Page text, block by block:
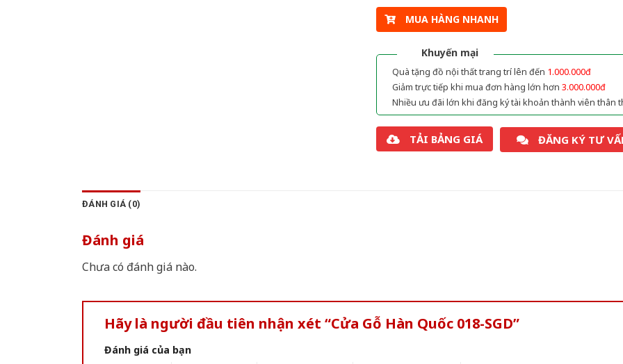
MUA HÀNG NHANH
Khuyến mại
Quà tặng đồ nội thất trang trí lên đến 1.000.000đ
Giảm trực tiếp khi mua đơn hàng lớn hơn 3.000.000đ
Nhiều ưu đãi lớn khi đăng ký tài khoản thành viên thân
TẢI BẢNG GIÁ ĐĂNG KÝ TƯ
ĐÁNH GIÁ (0)
Đánh giá
Chưa có đánh giá nào.
Hãy là người đầu tiên nhận xét “Cửa Gỗ Hàn Quốc 018-SGD”
Đánh giá của bạn